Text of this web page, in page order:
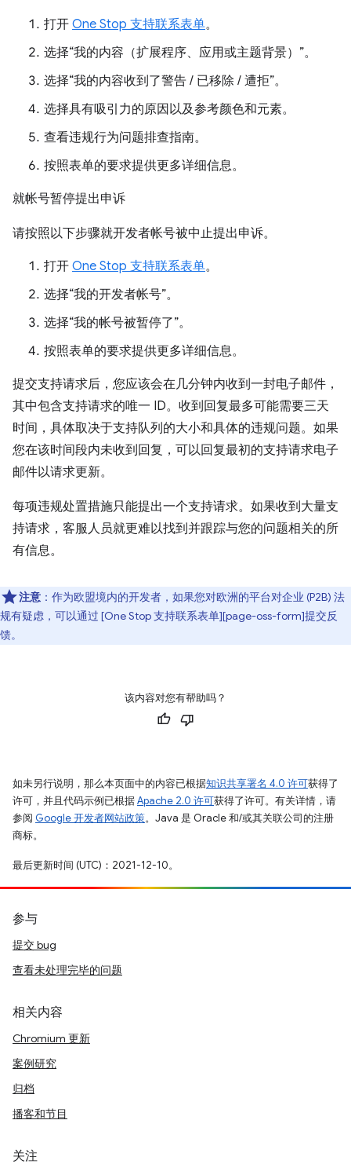
打开 One Stop 支持联系表单。
选择“我的内容（扩展程序、应用或主题背景）”。
选择“我的内容收到了警告 / 已移除 / 遭拒”。
选择具有吸引力的原因以及参考颜色和元素。
查看违规行为问题排查指南。
按照表单的要求提供更多详细信息。
就帐号暂停提出申诉
请按照以下步骤就开发者帐号被中止提出申诉。
打开 One Stop 支持联系表单。
选择“我的开发者帐号”。
选择“我的帐号被暂停了”。
按照表单的要求提供更多详细信息。
提交支持请求后，您应该会在几分钟内收到一封电子邮件，
其中包含支持请求的唯一 ID。收到回复最多可能需要三天
时间，具体取决于支持队列的大小和具体的违规问题。如果
您在该时间段内未收到回复，可以回复最初的支持请求电子
邮件以请求更新。
每项违规处置措施只能提出一个支持请求。如果收到大量支
持请求，客服人员就更难以找到并跟踪与您的问题相关的所
有信息。
注意 ：作为欧盟境内的开发者，如果您对欧洲的平台对企业 (P2B) 法
规有疑虑，可以通过 [One Stop 支持联系表单][page-oss-form]提交反
馈。
该内容对您有帮助吗？
如未另行说明，那么本页面中的内容已根据知识共享署名 4.0 许可获得了
许可，并且代码示例已根据Apache 2.0 许可获得了许可。有关详情，请
参阅 Google 开发者网站政策。Java 是 Oracle 和/或其关联公司的注册
商标。
最后更新时间 (UTC)：2021-12-10。
参与
提交 bug
查看未处理完毕的问题
相关内容
Chromium 更新
案例研究
归档
播客和节目
关注